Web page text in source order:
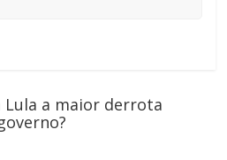
Lula a maior derrota